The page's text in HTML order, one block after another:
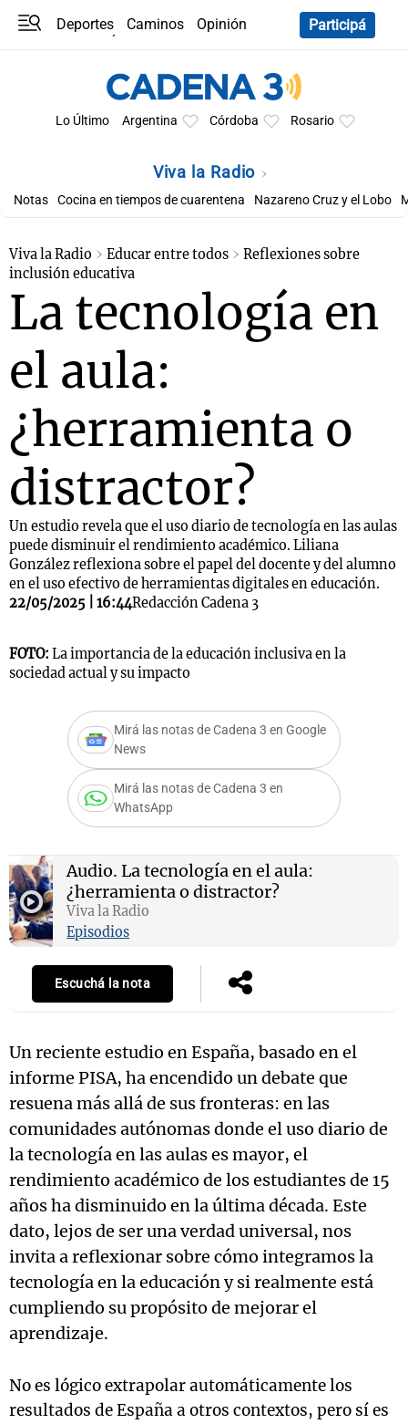
Deportes Caminos
Opinión
Participá
Lo Último Argentina Córdoba Rosario
Viva la Radio
Notas Cocina en tiempos de cuarentena Nazareno Cruz y el Lobo
Viva la Radio Educar entre todos
Reflexiones sobre
inclusión educativa
La tecnología en
el aula:
¿herramienta o
distractor?
Un estudio revela que el uso diario de tecnología en las aulas
puede disminuir el rendimiento académico. Liliana
González reflexiona sobre el papel del docente y del alumno
en el uso efectivo de herramientas digitales en educación.
22/05/2025 | 16:44Redacción Cadena 3
FOTO: La importancia de la educación inclusiva en la
sociedad actual y su impacto
Mirá las notas de Cadena 3 en Google
News
Mirá las notas de Cadena 3 en
WhatsApp
Audio. La tecnología en el aula:
¿herramienta o distractor?
Viva la Radio
Episodios
Escuchá la nota
Un reciente estudio en España, basado en el
informe PISA, ha encendido un debate que
resuena más allá de sus fronteras: en las
comunidades autónomas donde el uso diario de
la tecnología en las aulas es mayor, el
rendimiento académico de los estudiantes de 15
años ha disminuido en la última década. Este
dato, lejos de ser una verdad universal, nos
invita a reflexionar sobre cómo integramos la
tecnología en la educación y si realmente está
cumpliendo su propósito de mejorar el
aprendizaje.
No es lógico extrapolar automáticamente los
resultados de España a otros contextos, pero sí es
Notas